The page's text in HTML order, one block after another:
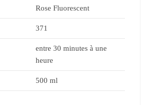
Rose Fluorescent
371
entre 30 minutes à une
heure
500 ml